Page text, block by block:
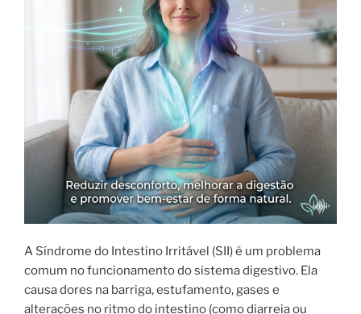
A Síndrome do Intestino Irritável (SII) é um problema
comum no funcionamento do sistema digestivo. Ela
causa dores na barriga, estufamento, gases e
alterações no ritmo do intestino (como diarreia ou